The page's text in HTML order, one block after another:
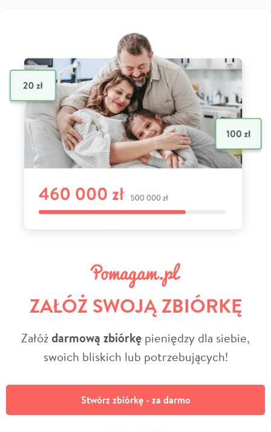
ZAŁÓŻ SWOJĄ ZBIÓRKĘ
Załóżdarmową zbiórkę pieniędzy dla siebie,
swoich bliskich lub potrzebujących!
Stwórz zbiórkę - za darmo